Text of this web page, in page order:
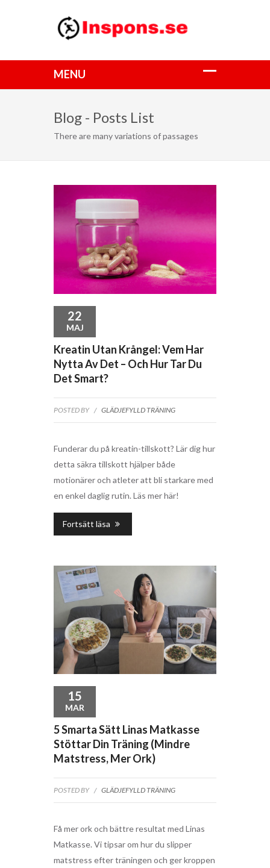
Blog - Posts List
There are many variations of passages
22
MAJ
Kreatin Utan Krångel: Vem Har
Nytta Av Det – Och Hur Tar Du
Det Smart?
POSTED BY / GLÄDJEFYLLD TRÄNING
Funderar du på kreatin-tillskott? Lär dig hur
detta säkra tillskott hjälper både
motionärer och atleter att bli starkare med
en enkel daglig rutin. Läs mer här!
Fortsätt läsa
15
MAR
5 Smarta Sätt Linas Matkasse
Stöttar Din Träning (mindre
Matstress, Mer Ork)
POSTED BY / GLÄDJEFYLLD TRÄNING
Få mer ork och bättre resultat med Linas
Matkasse. Vi tipsar om hur du slipper
matstress efter träningen och ger kroppen